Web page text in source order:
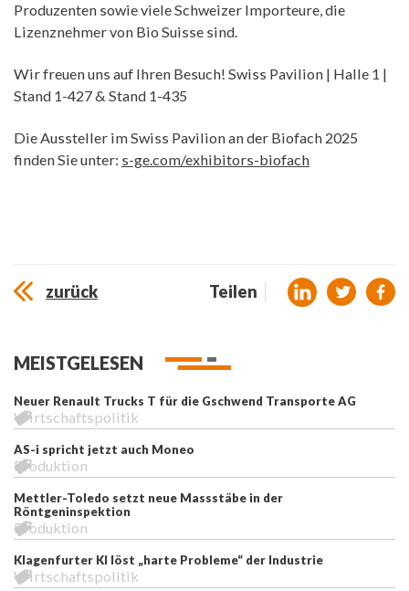
Produzenten sowie viele Schweizer Importeure, die
Lizenznehmer von Bio Suisse sind.
Wir freuen uns auf Ihren Besuch! Swiss Pavilion | Halle 1 |
Stand 1-427 & Stand 1-435
Die Aussteller im Swiss Pavilion an der Biofach 2025
finden Sie unter: s-ge.com/exhibitors-biofach
zurück Teilen
MEISTGELESEN
Neuer Renault Trucks T für die Gschwend Transporte AG
Wirtschaftspolitik
AS-i spricht jetzt auch Moneo
Produktion
Mettler-Toledo setzt neue Massstäbe in der
Röntgeninspektion
Produktion
Klagenfurter KI löst „harte Probleme“ der Industrie
Wirtschaftspolitik